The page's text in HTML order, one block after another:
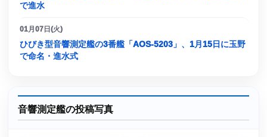
で進水
01月07日(火)
ひびき型音響測定艦の3番艦「AOS-5203」、1月15日に玉野
で命名・進水式
音響測定艦の投稿写真
T-AGOS-21 エフェクティブ T-AGOS-19 ヴィクトリアス